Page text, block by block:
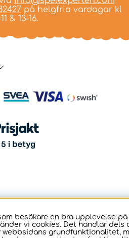
på helgfria vardagar kl
& 13-16.
besökare en bra upplevelse på
vi cookies. Det handlar dels
grundfunktionalitet,